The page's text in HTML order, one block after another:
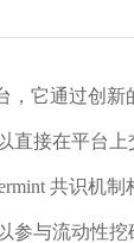
，它通过创
直接在平台
共识机
参与流动性